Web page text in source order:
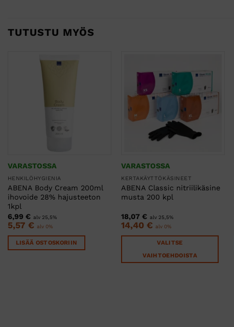
TUTUSTU MYÖS
VARASTOSSA
HENKILÖHYGIENIA
ABENA Body Cream 200ml
ihovoide 28% hajusteeton
1kpl
6,99 € alv 25,5%
5,57 € alv 0%
LISÄÄ OSTOSKORIIN
VARASTOSSA
KERTAKÄYTTÖKÄSINEET
ABENA Classic nitriilikäsine
musta 200 kpl
18,07€ alv 25,5%
14,40€ alv 0%
VALITSE
VAIHTOEHDOISTA